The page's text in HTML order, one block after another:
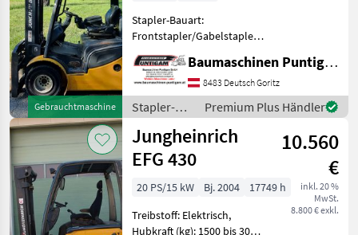
Gebrauchtmaschine
Stapler-Bauart:
Frontstapler/Gabelstapler,
Treibstoff: Diesel
Gabelzinken 110 cm,
Hubhöhe 5, 80 m, Tragkraft
3.400 kg, Masthöhe 266 cm,
Baumaschinen Puntigam GmbH
8483 Deutsch Goritz
Stapler-
und
Lagertechnik
/
Jungheinrich
Premium Plus Händler
Jungheinrich
EFG 430
10.560
€
inkl. 20 %
MwSt.
8.800 € exkl.
20 PS/15 kW Bj. 2004
17749 h
Treibstoff: Elektrisch,
Hubkraft (kg): 1500 bis 3000,